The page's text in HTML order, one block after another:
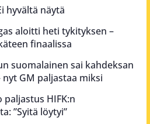
hyvältä näytä
aloitti heti tykityksen –
finaalissa
suomalainen sai kahdeksan
GM paljastaa miksi
paljastus HIFK:n
”Syitä löytyi”